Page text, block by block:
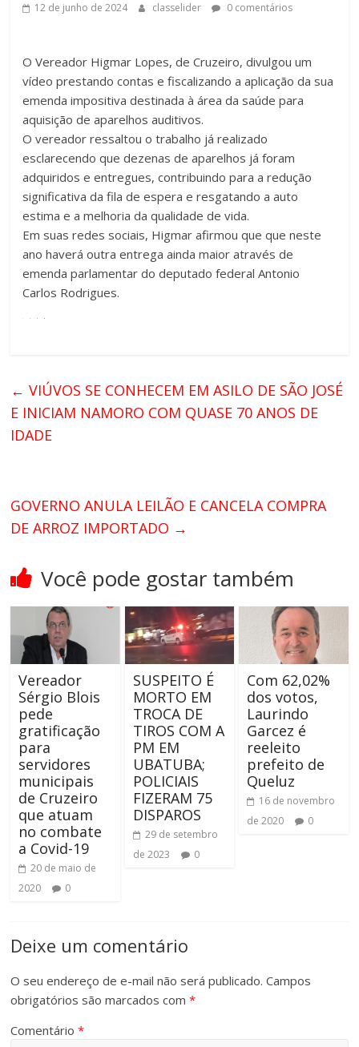
12 de junho de 2024 classelider 0 comentários
O Vereador Higmar Lopes, de Cruzeiro, divulgou um
vídeo prestando contas e fiscalizando a aplicação da sua
emenda impositiva destinada à área da saúde para
aquisição de aparelhos auditivos.
O vereador ressaltou o trabalho já realizado
esclarecendo que dezenas de aparelhos já foram
adquiridos e entregues, contribuindo para a redução
significativa da fila de espera e resgatando a auto
estima e a melhoria da qualidade de vida.
Em suas redes sociais, Higmar afirmou que que neste
ano haverá outra entrega ainda maior através de
emenda parlamentar do deputado federal Antonio
Carlos Rodrigues.
← VIÚVOS SE CONHECEM EM ASILO DE SÃO JOSÉ
E INICIAM NAMORO COM QUASE 70 ANOS DE
IDADE
GOVERNO ANULA LEILÃO E CANCELA COMPRA
DE ARROZ IMPORTADO →
Você pode gostar também
Vereador
Sérgio Blois
pede
gratificação
para
servidores
municipais
de Cruzeiro
que atuam
no combate
a Covid-19
20 de maio de
2020
0
SUSPEITO É
MORTO EM
TROCA DE
TIROS COM A
PM EM
UBATUBA;
POLICIAIS
FIZERAM 75
DISPAROS
29 de setembro
de 2023
0
Com 62,02%
dos votos,
Laurindo
Garcez é
reeleito
prefeito de
Queluz
16 de novembro
de 2020
0
Deixe um comentário
O seu endereço de e-mail não será publicado. Campos
obrigatórios são marcados com*
Comentário*